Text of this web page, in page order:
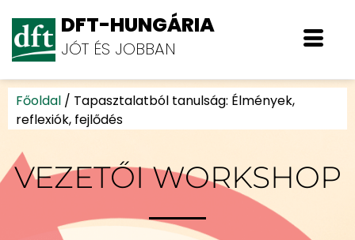
DFT-HUNGÁRIA
JÓT ÉS JOBBAN
Főoldal / Tapasztalatból tanulság: Élmények,
reflexiók, fejlődés
VEZETŐI WORKSHOP